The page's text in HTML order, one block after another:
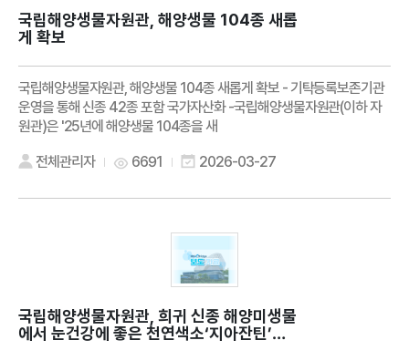
국립해양생물자원관, 해양생물 104종 새롭
게 확보
국립해양생물자원관, 해양생물 104종 새롭게 확보 - 기탁등록보존기관
운영을 통해 신종 42종 포함 국가자산화 -국립해양생물자원관(이하 자
원관)은 '25년에 해양생물 104종을 새
전체관리자 6691 2026-03-27
국립해양생물자원관, 희귀 신종 해양미생물
에서 눈건강에 좋은 천연색소‘지아잔틴’색